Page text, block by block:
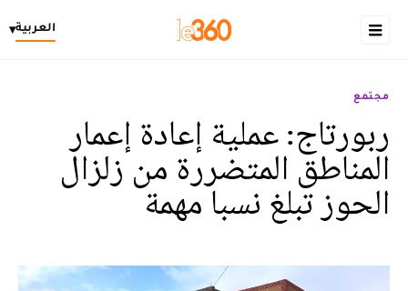
العربية▾
مجتمع
ربورتاج: عملية إعادة إعمار
المناطق المتضررة من زلزال
الحوز تبلغ نسبا مهمة